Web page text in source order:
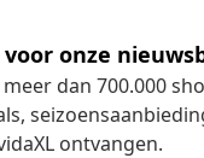
onze
dan 700.000
ontvangen.